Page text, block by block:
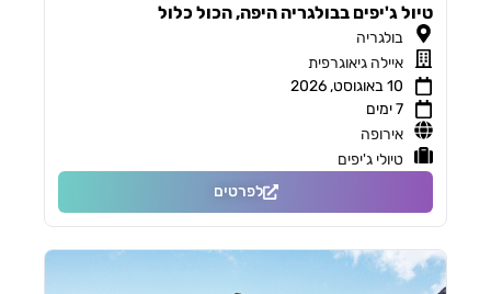
טיול ג'יפים בבולגריה היפה, הכול כלול
בולגריה
איילה גיאוגרפית
10 באוגוסט, 2026
7 ימים
אירופה
טיולי ג'יפים
לפרטים